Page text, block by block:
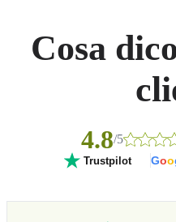
Cosa
4.8/5
Trustpilot Goo